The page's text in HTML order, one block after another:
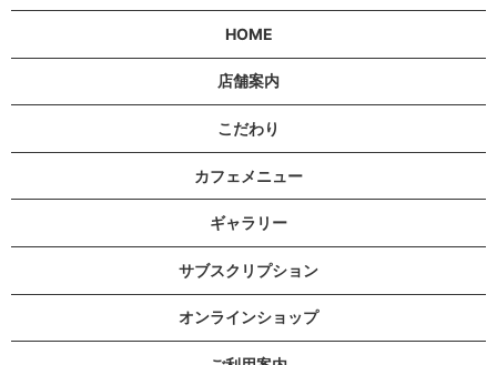
HOME
店舗案内
こだわり
カフェメニュー
ギャラリー
サブスクリプション
オンラインショップ